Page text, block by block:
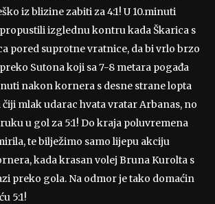
iz blizine zabiti za 4:1! U 10.minuti
izglednu kontru kada Škarica s
pored suprotne vratnice, da bi vrlo brzo
Sutona koji sa 7-8 metara pogađa
nakon kornera s desne strane lopta
čiji mlak udarac hvata vratar Arbanas, no
u gol za 5:1! Do kraja poluvremena
te bilježimo samo lijepu akciju
kada krasan volej Bruna Kurolta s
preko gola. Na odmor je tako domaćin
5:1!